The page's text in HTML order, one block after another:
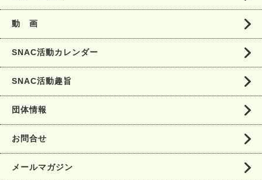
動 画
SNAC活動カレンダー
SNAC活動趣旨
団体情報
お問合せ
メールマガジン